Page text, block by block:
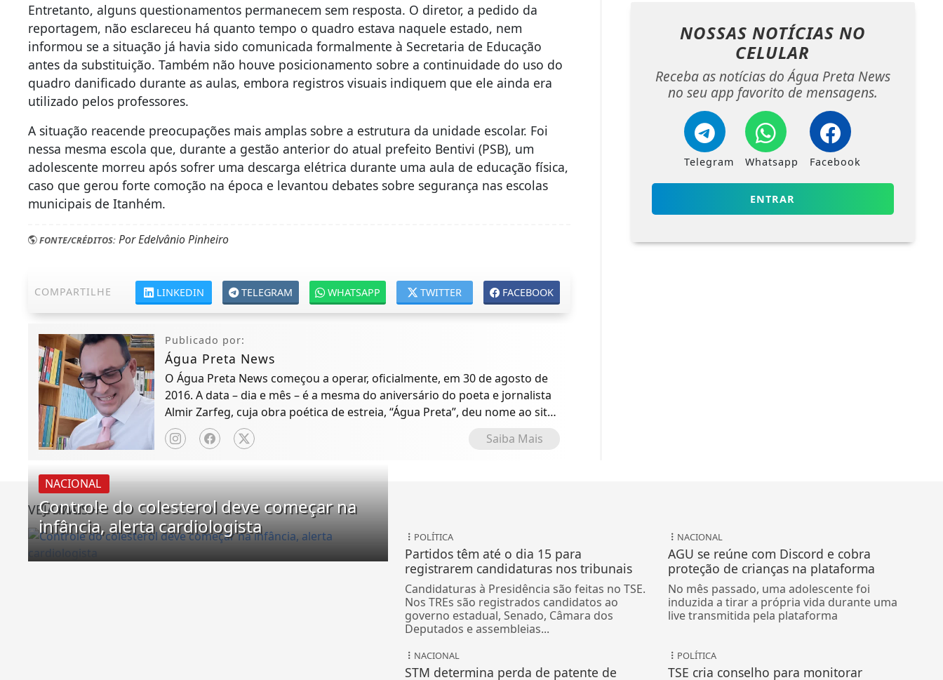
Entretanto, alguns questionamentos permanecem sem resposta. O diretor, a pedido da
reportagem, não esclareceu há quanto tempo o quadro estava naquele estado, nem
informou se a situação já havia sido comunicada formalmente à Secretaria de Educação
antes da substituição. Também não houve posicionamento sobre a continuidade do uso do
quadro danificado durante as aulas, embora registros visuais indiquem que ele ainda era
utilizado pelos professores.
A situação reacende preocupações mais amplas sobre a estrutura da unidade escolar. Foi
nessa mesma escola que, durante a gestão anterior do atual prefeito Bentivi (PSB), um
adolescente morreu após sofrer uma descarga elétrica durante uma aula de educação física,
caso que gerou forte comoção na época e levantou debates sobre segurança nas escolas
municipais de Itanhém.
FONTE/CRÉDITOS: Por Edelvânio Pinheiro
COMPARTILHE FACEBOOK
TWITTER
WHATSAPP
TELEGRAM
LINKEDIN
Publicado por:
Água Preta News
O Água Preta News começou a operar, oficialmente, em 30 de agosto de
2016. A data – dia e mês – é a mesma do aniversário do poeta e jornalista
Almir Zarfeg, cuja obra poética de estreia, “Água Preta”, deu nome ao site
de notícias e entretenimento.
Saiba Mais
NOSSAS NOTÍCIAS NO
CELULAR
Receba as notícias do Água Preta News
no seu app favorito de mensagens.
Telegram Whatsapp Facebook
ENTRAR
VEJA MAIS
NACIONAL
Controle do colesterol deve começar na
infância, alerta cardiologista
POLÍTICA
Partidos têm até o dia 15 para
registrarem candidaturas nos tribunais
Candidaturas à Presidência são feitas no TSE.
Nos TREs são registrados candidatos ao
governo estadual, Senado, Câmara dos
Deputados e assembleias...
NACIONAL
AGU se reúne com Discord e cobra
proteção de crianças na plataforma
No mês passado, uma adolescente foi
induzida a tirar a própria vida durante uma
live transmitida pela plataforma
NACIONAL
STM determina perda de patente de
POLÍTICA
TSE cria conselho para monitorar